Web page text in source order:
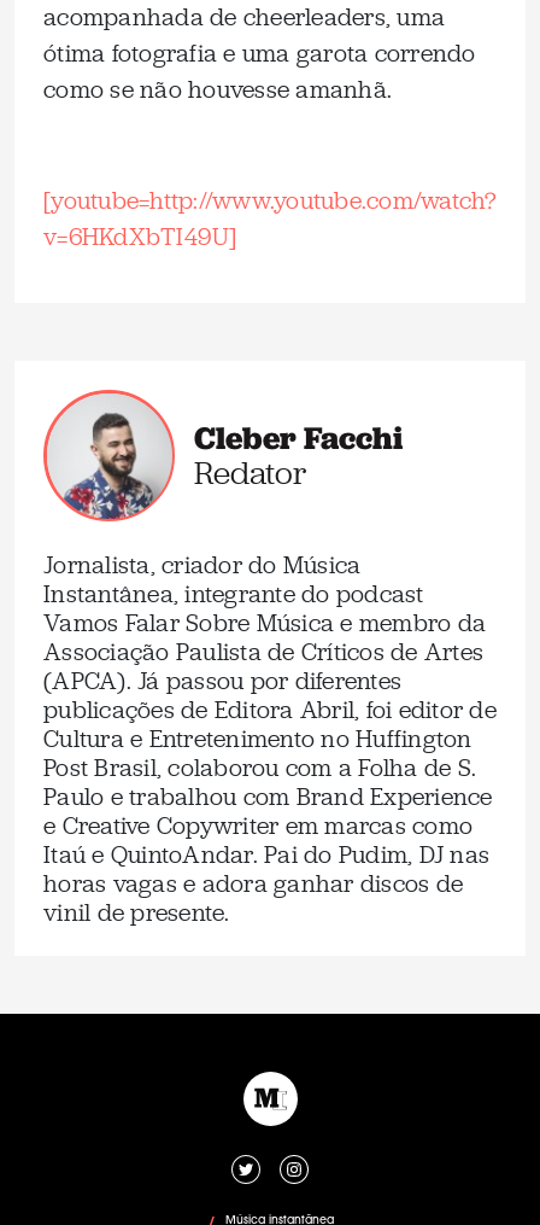
acompanhada de cheerleaders, uma
ótima fotografia e uma garota correndo
como se não houvesse amanhã.
[youtube=http://www.youtube.com/watch?
v=6HKdXbTI49U]
Cleber Facchi
Redator
Jornalista, criador do Música
Instantânea, integrante do podcast
Vamos Falar Sobre Música e membro da
Associação Paulista de Críticos de Artes
(APCA). Já passou por diferentes
publicações de Editora Abril, foi editor de
Cultura e Entretenimento no Huffington
Post Brasil, colaborou com a Folha de S.
Paulo e trabalhou com Brand Experience
e Creative Copywriter em marcas como
Itaú e QuintoAndar. Pai do Pudim, DJ nas
horas vagas e adora ganhar discos de
vinil de presente.
Música instantânea